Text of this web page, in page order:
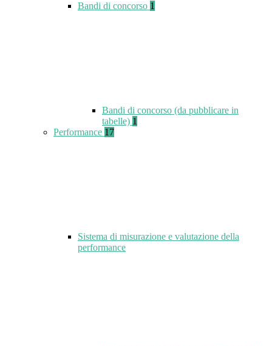
Bandi di concorso 1
Bandi di concorso (da pubblicare in
tabelle) 1
Performance 17
Sistema di misurazione e valutazione della
performance